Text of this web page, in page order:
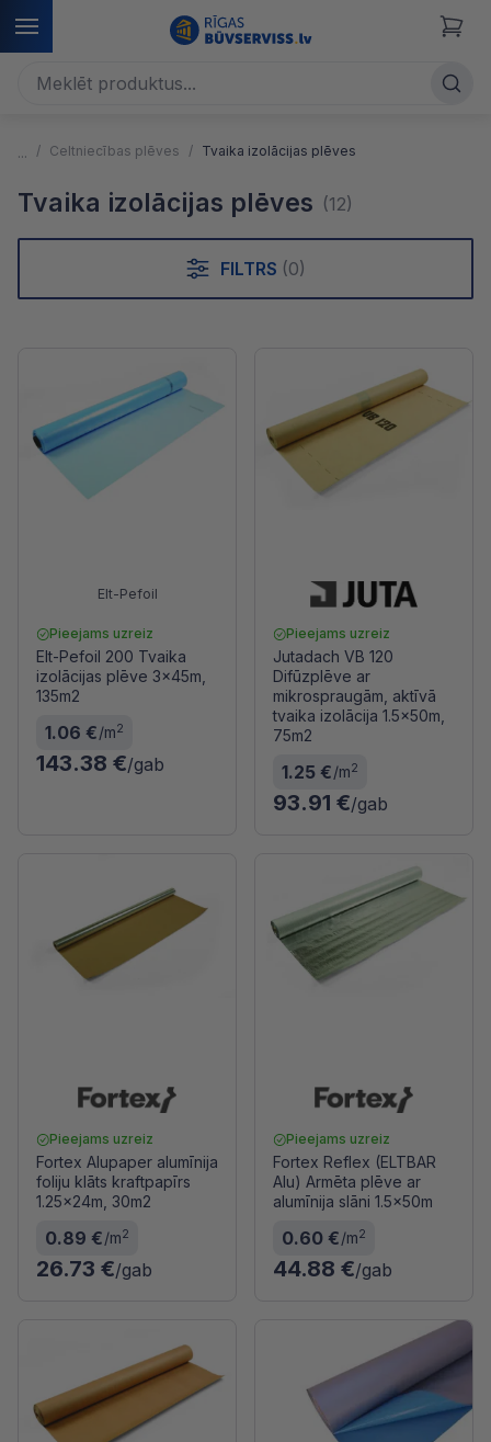
Celtniecības plēves Tvaika izolācijas plēves
Tvaika izolācijas plēves (12)
FILTRS (0)
Elt-Pefoil
Pieejams uzreiz
Elt-Pefoil 200 Tvaika
izolācijas plēve 3x45m,
135m2
1.06 €/m2
143.38 €/gab
Pieejams uzreiz
Jutadach VB 120
Difūzplēve ar
mikrospraugām, aktīvā
tvaika izolācija 1.5x50m,
75m2
1.25 €/m2
93.91 €/gab
Pieejams uzreiz
Fortex Alupaper alumīnija
foliju klāts kraftpapīrs
1.25x24m, 30m2
0.89 €/m2
26.73 €/gab
Pieejams uzreiz
Fortex Reflex (ELTBAR
Alu) Armēta plēve ar
alumīnija slāni 1.5x50m
0.60 €/m2
44.88 €/gab